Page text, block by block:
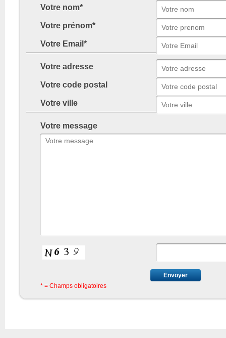
Votre nom*
Votre prénom*
Votre Email*
Votre adresse
Votre code postal
Votre ville
Votre message
* = Champs obligatoires